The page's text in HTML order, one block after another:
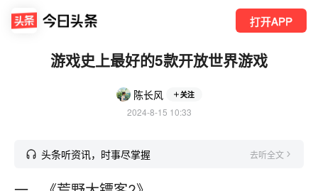
打开APP
游戏史上最好的5款开放世界游戏
陈长风 关注
2024-8-15 10:33
头条听资讯，时事尽掌握 去听全文